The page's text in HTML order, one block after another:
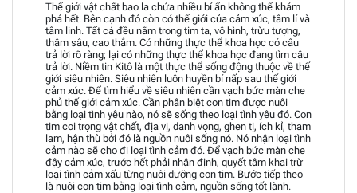
Thế giới vật chất bao la chứa nhiều bí ẩn không thể khám
phá hết. Bên cạnh đó còn có thế giới của cảm xúc, tâm lí và
tâm linh. Tất cả đều nằm trong tim ta, vô hình, trừu tượng,
thâm sâu, cao thẳm. Có những thực thể khoa học có câu
trả lời rõ ràng; lại có những thực thể khoa học đang tìm câu
trả lời. Niềm tin Kitô là một thực thể sống động thuộc về thế
giới siêu nhiên. Siêu nhiên luôn huyền bí nấp sau thế giới
cảm xúc. Để tìm hiểu về siêu nhiên cần vạch bức màn che
phủ thế giới cảm xúc. Cần phân biệt con tim được nuôi
bằng loại tình yêu nào, nó sẽ sống theo loại tình yêu đó. Con
tim coi trọng vật chất, địa vị, danh vọng, ghen tị, ích kỉ, tham
lam, hận thù bởi đó là nguồn nuôi sống nó. Nó nhận loại tình
cảm nào sẽ cho đi loại tình cảm đó. Để vạch bức màn che
đậy cảm xúc, trước hết phải nhận định, quyết tâm khai trừ
loại tình cảm xấu từng nuôi dưỡng con tim. Bước tiếp theo
là nuôi con tim bằng loại tình cảm, nguồn sống tốt lành.